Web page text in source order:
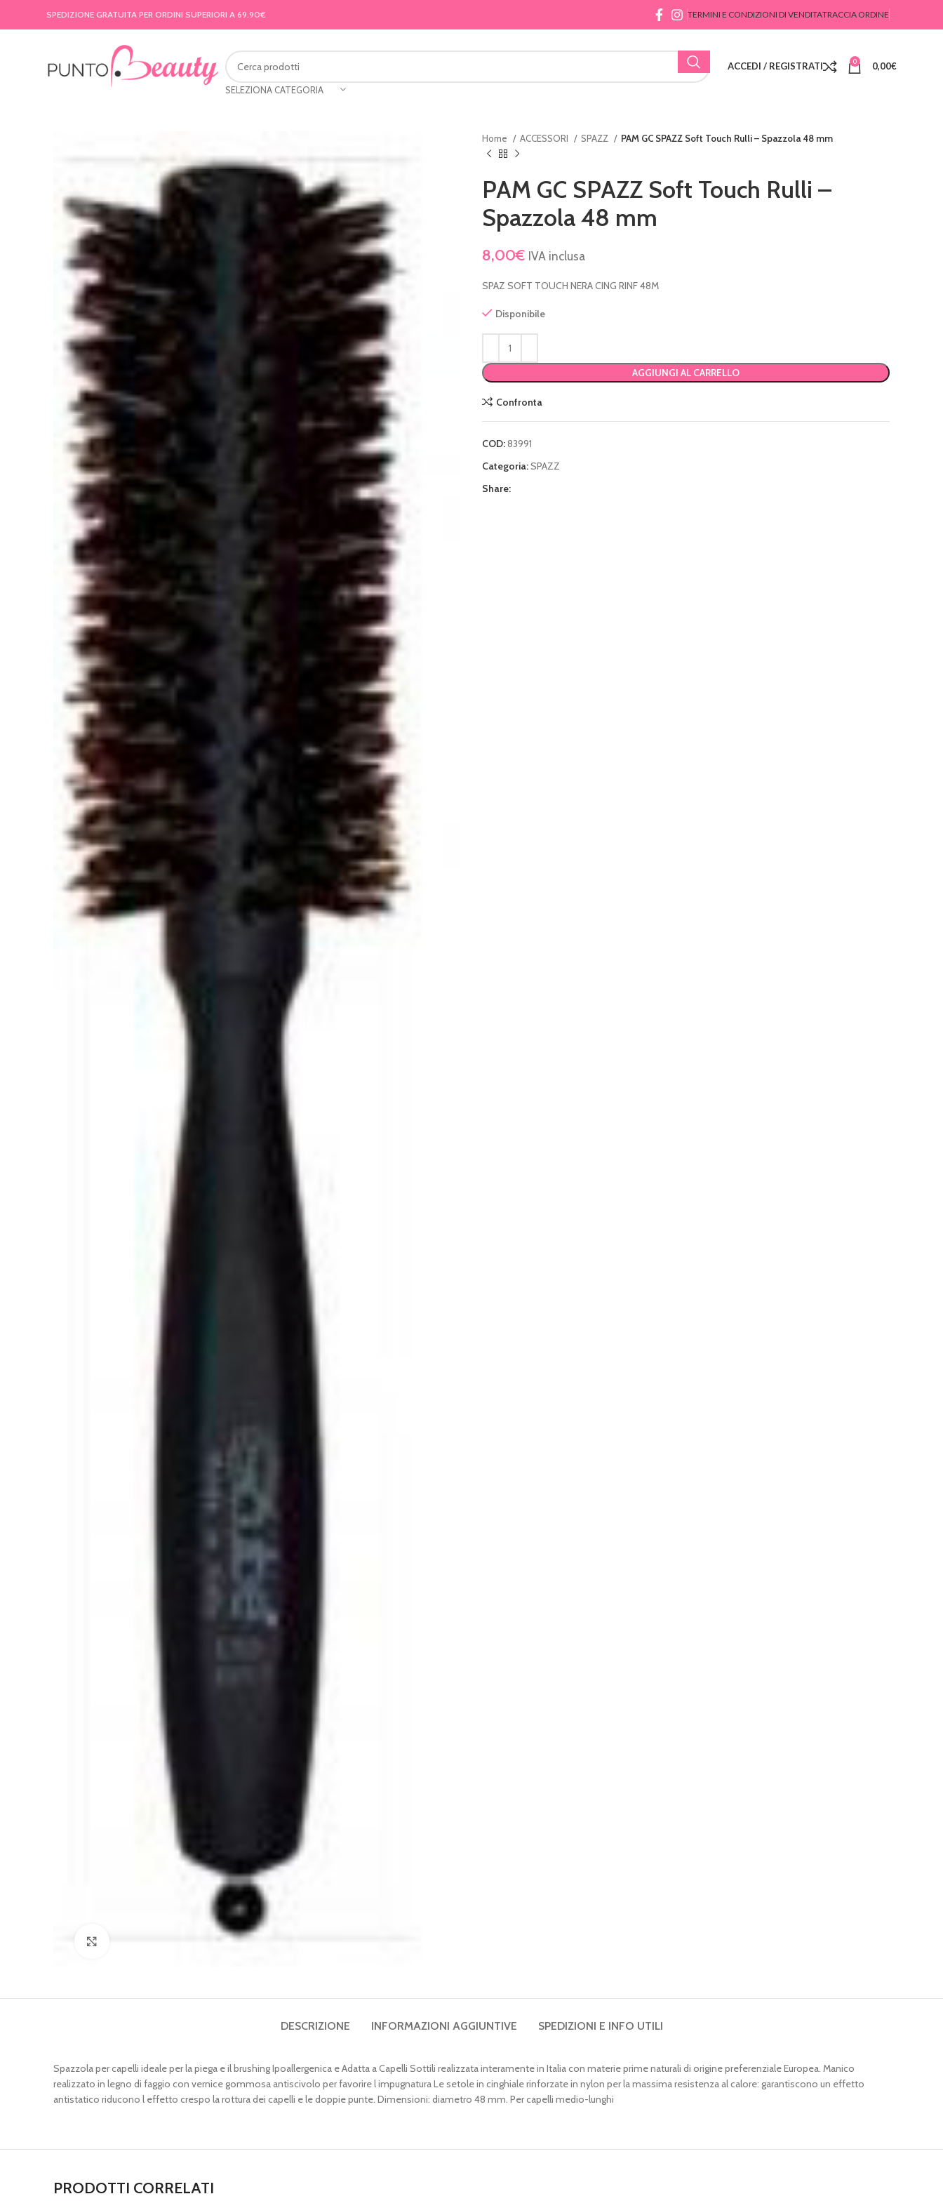
SPEDIZIONE GRATUITA PER ORDINI SUPERIORI A 69.90€ TERMINI E CONDIZIONI DI VENDITATRACCIA ORDINE
SELEZIONA CATEGORIA
ACCEDI / REGISTRATI 0 0,00€
Home ACCESSORI SPAZZ PAM GC SPAZZ Soft Touch Rulli – Spazzola 48 mm
PAM GC SPAZZ Soft Touch Rulli –
Spazzola 48 mm
8,00€ IVA inclusa
SPAZ SOFT TOUCH NERA CING RINF 48M
Disponibile
AGGIUNGI AL CARRELLO
Confronta
COD:83991
Categoria:SPAZZ
Share:
DESCRIZIONE INFORMAZIONI AGGIUNTIVE SPEDIZIONI E INFO UTILI
Spazzola per capelli ideale per la piega e il brushing Ipoallergenica e Adatta a Capelli Sottili realizzata interamente in Italia con materie prime naturali di origine preferenziale Europea. Manico
realizzato in legno di faggio con vernice gommosa antiscivolo per favorire l impugnatura Le setole in cinghiale rinforzate in nylon per la massima resistenza al calore: garantiscono un effetto
antistatico riducono l effetto crespo la rottura dei capelli e le doppie punte. Dimensioni: diametro 48 mm. Per capelli medio-lunghi
PRODOTTI CORRELATI